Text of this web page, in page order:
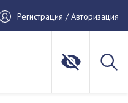
Регистрация / Авторизация